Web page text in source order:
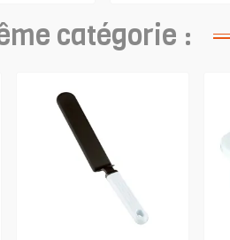
catégorie :